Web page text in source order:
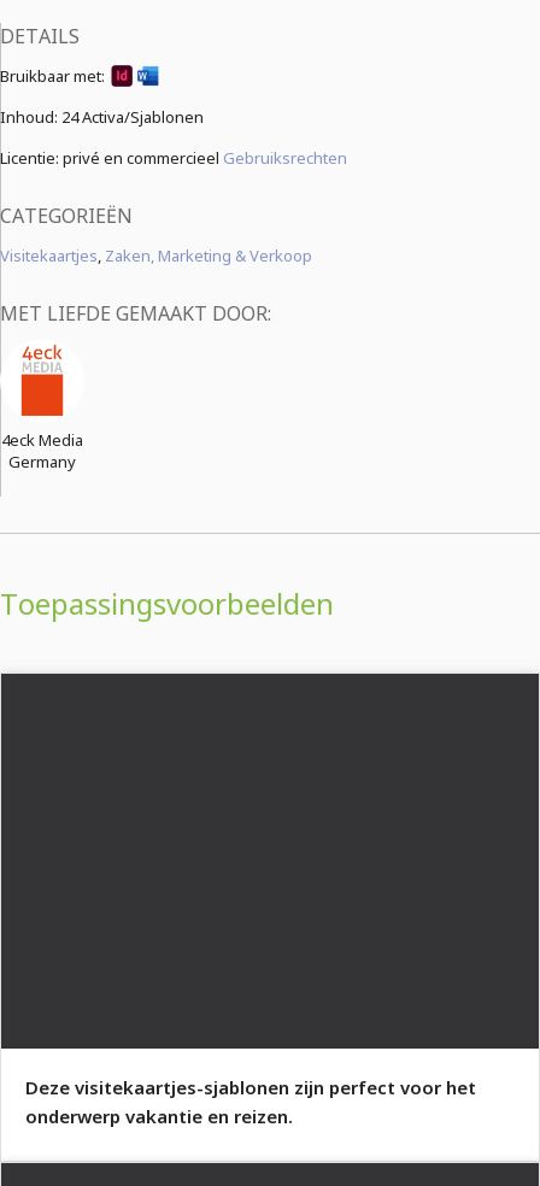
DETAILS
Bruikbaar met:
Inhoud: 24 Activa/Sjablonen
Licentie: privé en commercieel Gebruiksrechten
CATEGORIEËN
Visitekaartjes, Zaken, Marketing & Verkoop
MET LIEFDE GEMAAKT DOOR:
4eck Media
Germany
Toepassingsvoorbeelden
Deze visitekaartjes-sjablonen zijn perfect voor het
onderwerp vakantie en reizen.